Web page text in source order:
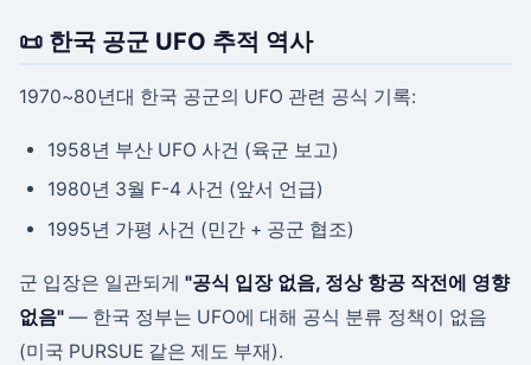
📜 한국 공군 UFO 추적 역사
1970~80년대 한국 공군의 UFO 관련 공식 기록:
1958년 부산 UFO 사건 (육군 보고)
1980년 3월 F-4 사건 (앞서 언급)
1995년 가평 사건 (민간 + 공군 협조)
군 입장은 일관되게 "공식 입장 없음, 정상 항공 작전에 영향
없음" — 한국 정부는 UFO에 대해 공식 분류 정책이 없음
(미국 PURSUE 같은 제도 부재).